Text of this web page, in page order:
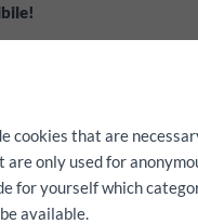
navigatore, seggiolini
cookies that are
are only used for
for yourself which
available.